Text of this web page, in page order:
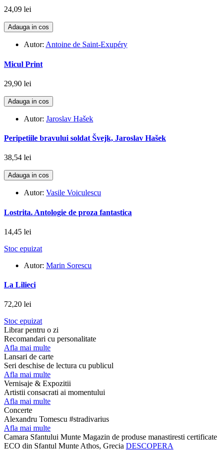
24,09 lei
Adauga in cos
Autor: Antoine de Saint-Exupéry
Micul Print
29,90 lei
Adauga in cos
Autor: Jaroslav Hašek
Peripetiile bravului soldat Švejk, Jaroslav Hašek
38,54 lei
Adauga in cos
Autor: Vasile Voiculescu
Lostrita. Antologie de proza fantastica
14,45 lei
Stoc epuizat
Autor: Marin Sorescu
La Lilieci
72,20 lei
Stoc epuizat
Librar pentru o zi
Recomandari cu personalitate
Afla mai multe
Lansari de carte
Seri deschise de lectura cu publicul
Afla mai multe
Vernisaje & Expozitii
Artistii consacrati ai momentului
Afla mai multe
Concerte
Alexandru Tomescu #stradivarius
Afla mai multe
Camara Sfantului Munte Magazin de produse manastiresti certificate
ECO din Sfantul Munte Athos, Grecia DESCOPERA